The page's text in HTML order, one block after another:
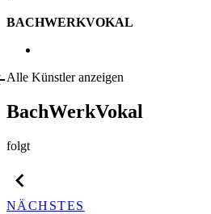
BACHWERKVOKAL
Alle Künstler anzeigen
BachWerkVokal
folgt
NÄCHSTES